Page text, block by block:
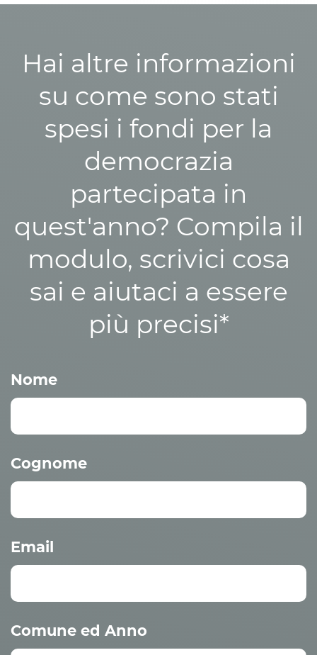
Hai altre informazioni
su come sono stati
spesi i fondi per la
democrazia
partecipata in
quest'anno? Compila il
modulo, scrivici cosa
sai e aiutaci a essere
più precisi*
Nome
Cognome
Email
Comune ed Anno